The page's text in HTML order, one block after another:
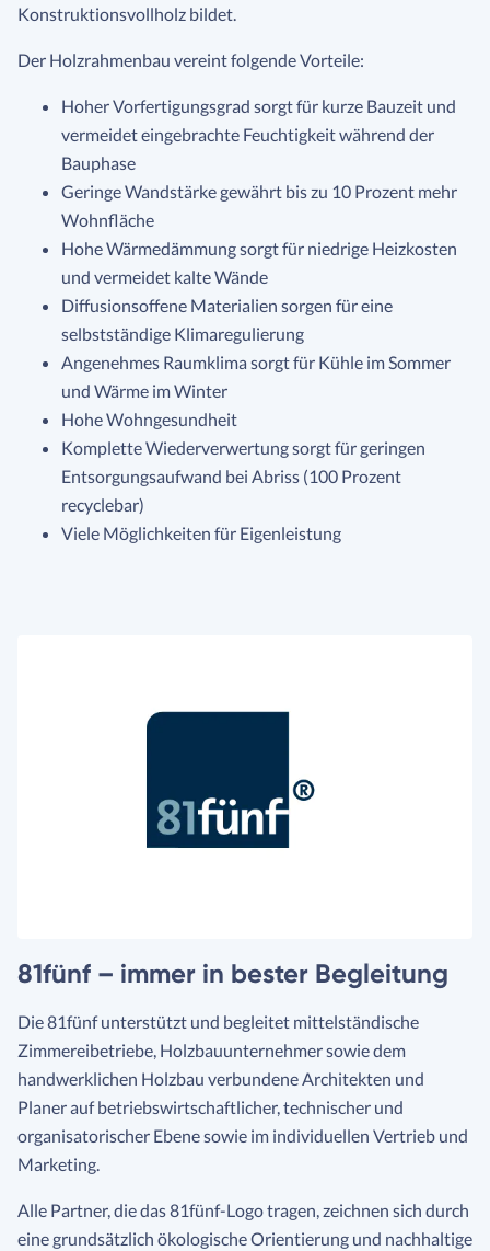
Konstruktionsvollholz bildet.
Der Holzrahmenbau vereint folgende Vorteile:
Hoher Vorfertigungsgrad sorgt für kurze Bauzeit und
vermeidet eingebrachte Feuchtigkeit während der
Bauphase
Geringe Wandstärke gewährt bis zu 10 Prozent mehr
Wohnfläche
Hohe Wärmedämmung sorgt für niedrige Heizkosten
und vermeidet kalte Wände
Diffusionsoffene Materialien sorgen für eine
selbstständige Klimaregulierung
Angenehmes Raumklima sorgt für Kühle im Sommer
und Wärme im Winter
Hohe Wohngesundheit
Komplette Wiederverwertung sorgt für geringen
Entsorgungsaufwand bei Abriss (100 Prozent
recyclebar)
Viele Möglichkeiten für Eigenleistung
81fünf – immer in bester Begleitung
Die 81fünf unterstützt und begleitet mittelständische
Zimmereibetriebe, Holzbauunternehmer sowie dem
handwerklichen Holzbau verbundene Architekten und
Planer auf betriebswirtschaftlicher, technischer und
organisatorischer Ebene sowie im individuellen Vertrieb und
Marketing.
Alle Partner, die das 81fünf-Logo tragen, zeichnen sich durch
eine grundsätzlich ökologische Orientierung und nachhaltige